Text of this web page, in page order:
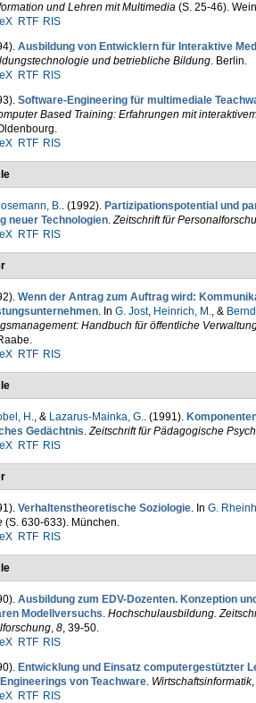
und Lehren mit Multimedia(S. 25-46).
RTF RIS
Ausbildung von Entwicklern für Interaktive
und betriebliche Bildung. Berlin.
RTF RIS
Software-Engineering für multimediale
Based Training: Erfahrungen mit
RTF RIS
B.. (1992). Partizipationspotential und
neuer Tech­nologien.Zeitschrift für
RTF RIS
Wenn der Antrag zum Auftrag wird:
. In G. Jost, Heinrich, M., &
Handbuch für öffentliche
RTF RIS
H., & Lazarus-Mainka, G.. (1991).
Ge­dächtnis.Zeitschrift für Pädagogische
RTF RIS
Verhaltenstheoretische Sozio­logie. In G.
(S. 630-633). München.
RTF RIS
Ausbildung zum EDV-Dozenten. Konzeption
Modellversuchs. Hochschulausbildung.
, 8, 39-50.
RTF RIS
Entwicklung und Einsatz computergestützter
von Teachware. Wirtschaftsinformatik,
RTF RIS